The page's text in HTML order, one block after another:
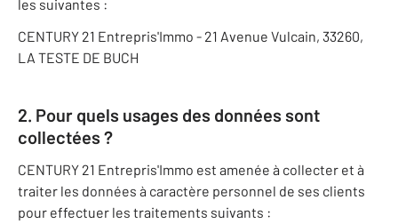
les suivantes :
CENTURY 21 Entrepris'Immo - 21 Avenue Vulcain, 33260,
LA TESTE DE BUCH
2. Pour quels usages des données sont
collectées ?
CENTURY 21 Entrepris'Immo est amenée à collecter et à
traiter les données à caractère personnel de ses clients
pour effectuer les traitements suivants :